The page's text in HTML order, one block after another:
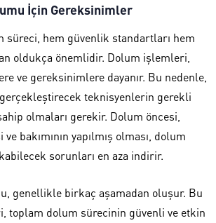
İçin Gereksinimler
süreci, hem güvenlik standartları hem
oldukça önemlidir. Dolum işlemleri,
ve gereksinimlere dayanır. Bu nedenle,
teknisyenlerin gerekli
olmaları gerekir. Dolum öncesi,
bakımının yapılmış olması, dolum
sorunları en aza indirir.
genellikle birkaç aşamadan oluşur. Bu
toplam dolum sürecinin güvenli ve etkin